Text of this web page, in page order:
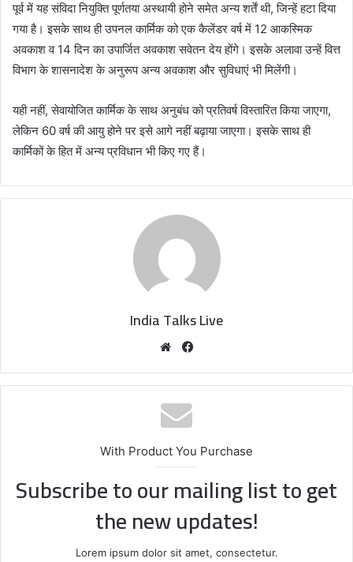
पूर्व में यह संविदा नियुक्ति पूर्णतया अस्थायी होने समेत अन्य शर्तें थी, जिन्हें हटा दिया
गया है। इसके साथ ही उपनल कार्मिक को एक कैलेंडर वर्ष में 12 आकस्मिक
अवकाश व 14 दिन का उपार्जित अवकाश सवेतन देय होंगे। इसके अलावा उन्हें वित्त
विभाग के शासनादेश के अनुरूप अन्य अवकाश और सुविधाएं भी मिलेंगी।
यही नहीं, सेवायोजित कार्मिक के साथ अनुबंध को प्रतिवर्ष विस्तारित किया जाएगा,
लेकिन 60 वर्ष की आयु होने पर इसे आगे नहीं बढ़ाया जाएगा। इसके साथ ही
कार्मिकों के हित में अन्य प्रविधान भी किए गए हैं।
India Talks Live
We
te
bo
With Product You Purchase
Subscribe to our mailing list to get
the new updates!
Lorem ipsum dolor sit amet, consectetur.